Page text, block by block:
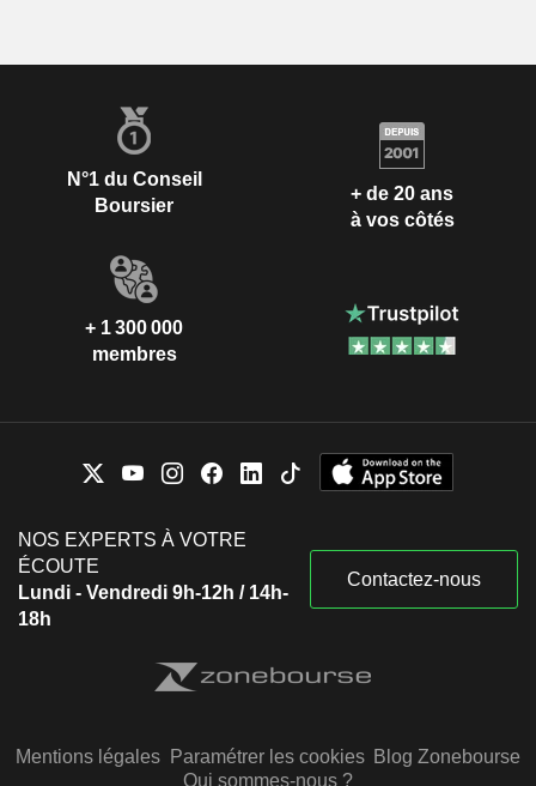
N°1 du Conseil
Boursier
+ de 20 ans
à vos côtés
+ 1 300 000
membres
NOS EXPERTS À VOTRE
ÉCOUTE
Lundi - Vendredi 9h-12h / 14h-
18h
Contactez-nous
Mentions légales Paramétrer les cookies Blog Zonebourse
Qui sommes-nous ?